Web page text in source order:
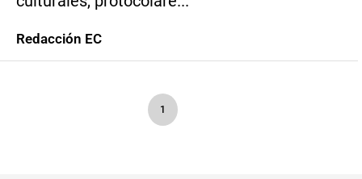
Redacción EC
1